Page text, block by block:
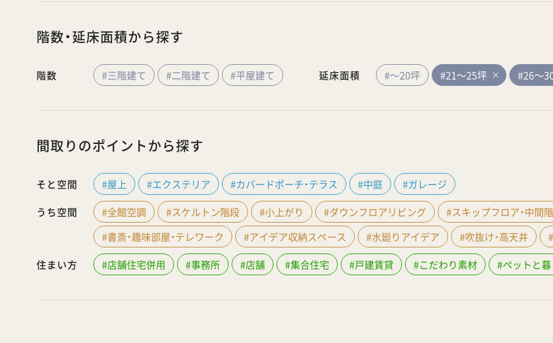
階数・延床面積から探す
階数 #三階建て #二階建て #平屋建て 延床面積 #～20坪 #21～25坪 #26～
間取りのポイントから探す
そと空間 #屋上 #エクステリア #カバードポーチ・テラス #中庭
#ガレージ
うち空間
#全館空調 #スケルトン階段 #小上がり #ダウンフロアリビング #スキップフロア・中間階
#書斎・趣味部屋・テレワーク
#アイデア収納スペース #水廻りアイデア #吹抜け・高天井
住まい方
#店舗住宅併用 #事務所 #店舗 #集合住宅 #戸建賃貸 #こだわり素材 #ペットと